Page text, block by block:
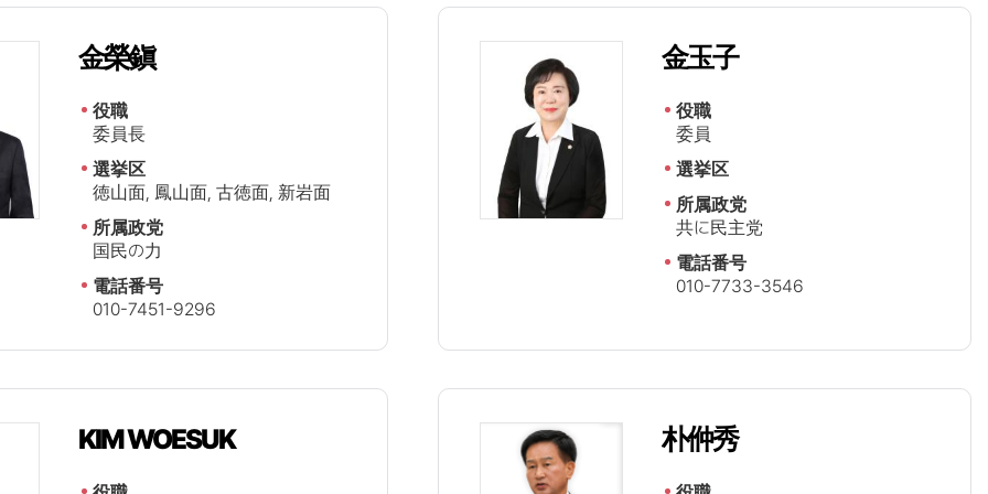
金榮鎭
役職
委員長
選挙区
徳山面, 鳳山面, 古徳面, 新岩面
所属政党
国民の力
電話番号
010-7451-9296
金玉子
役職
委員
選挙区
所属政党
共に民主党
電話番号
010-7733-3546
KIM WOESUK 朴㑖秀